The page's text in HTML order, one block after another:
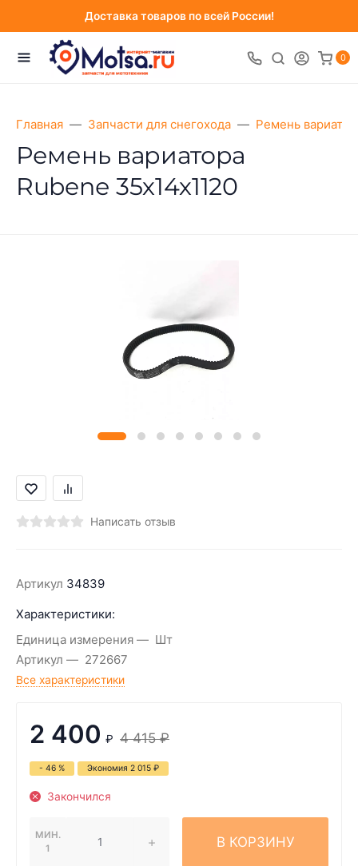
Доставка товаров по всей России!
0
Главная Запчасти для снегохода Ремень
Ремень вариатора
Rubenе 35х14х1120
Написать отзыв
Артикул 34839
Характеристики:
Единица измерения
Шт
Артикул
272667
Все характеристики
2 400 ₽ 4 415 ₽
- 46 % Экономия 2 015 ₽
Закончился
МИН.
1
В КОРЗИНУ